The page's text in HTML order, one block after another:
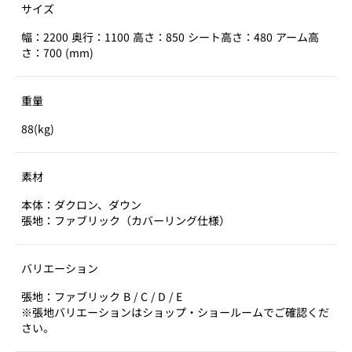
サイズ
幅：2200 奥行：1100 高さ：850 シート高さ：480 アーム高
さ：700 (mm)
重量
88(kg)
素材
本体：ダクロン、ダウン
張地：ファブリック（カバーリング仕様）
バリエーション
張地：ファブリック B / C / D / E
※張地バリエーションはショップ・ショールームでご確認くだ
さい。